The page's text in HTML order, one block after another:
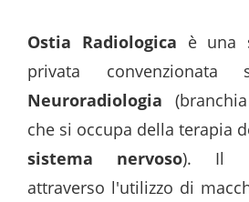
Ostia Radiologica è una
privata convenzionata
Neuroradiologia
che si occupa della terapia
sistema nervoso). Il
attraverso l'utilizzo di